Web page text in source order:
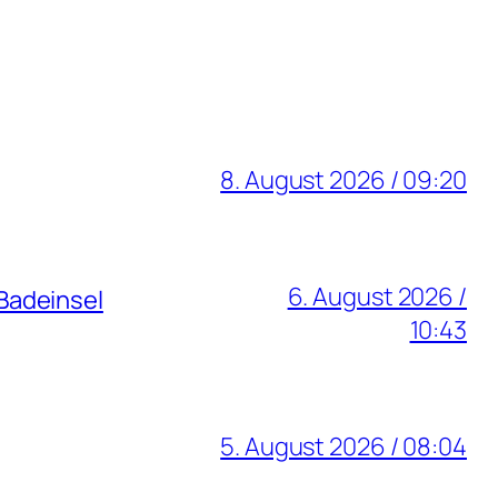
8. August 2026 / 09:20
6. August 2026 /
10:43
5. August 2026 / 08:04